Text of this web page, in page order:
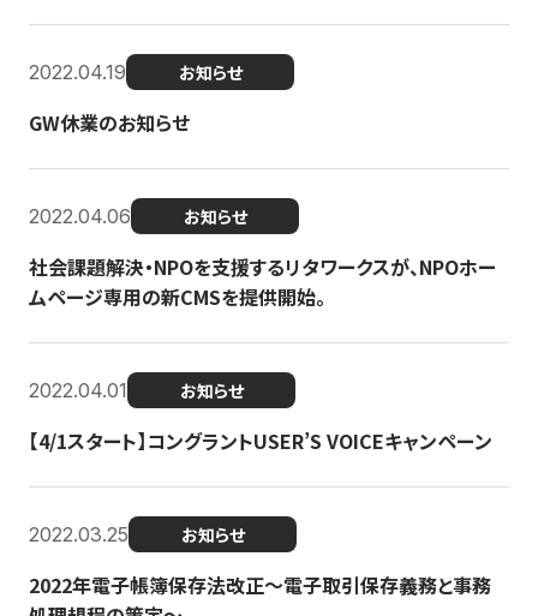
2022.04.19 お知らせ
GW休業のお知らせ
2022.04.06 お知らせ
社会課題解決・NPOを支援するリタワークスが、NPOホー
ムページ専用の新CMSを提供開始。
2022.04.01 お知らせ
【4/1スタート】コングラントUSER’S VOICEキャンペーン
2022.03.25 お知らせ
2022年電子帳簿保存法改正～電子取引保存義務と事務